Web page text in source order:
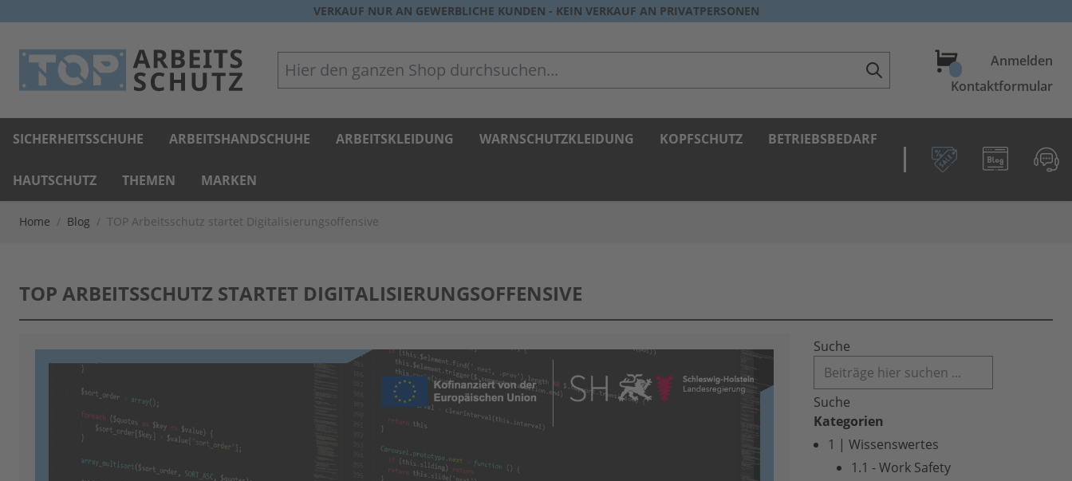
VERKAUF NUR AN GEWERBLICHE KUNDEN - KEIN VERKAUF AN PRIVATPERSONEN
Hier den ganzen Shop durchsuchen... WarenkorbAnmelden
Kontaktformular
SICHERHEITSSCHUHE ARBEITSHANDSCHUHE ARBEITSKLEIDUNG WARNSCHUTZKLEIDUNG KOPFSCHUTZ BETRIEBSBEDARF
HAUTSCHUTZ THEMEN MARKEN
Home / Blog / TOP Arbeitsschutz startet Digitalisierungsoffensive
TOP ARBEITSSCHUTZ STARTET DIGITALISIERUNGSOFFENSIVE
Suche
Suche
Kategorien
1 | Wissenswertes
1.1 - Work Safety